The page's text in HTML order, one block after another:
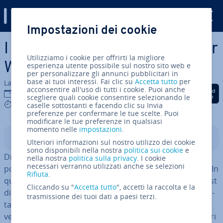
Vai al contenuto prin­ci­pa­le
I migliori plugin Instagram per
WordPress a confronto
La redazione di IONOS
03 dic 2025
9 mins
Condividi via Facebook
Condividi via Twitter
Condividi via
Indice
Diversi plugin Instagram per­met­to­no di integrare con
pochi clic il feed del social network nel proprio sito WP. In
questo modo è possibile va­lo­riz­za­re il sito web con i post
di Instagram senza creare doppi contenuti; inoltre, i vi­si­
ta­to­ri e le vi­si­ta­tri­ci del sito po­treb­be­ro fa­cil­men­te con­
ver­tir­si in follower di Instagram. Ti pre­sen­tia­mo i migliori
Impostazioni dei cookie
Utilizziamo i cookie per offrirti la migliore
esperienza utente possibile sul nostro sito web e
per personalizzare gli annunci pubblicitari in
base ai tuoi interessi. Fai clic suAccetta tutto per
acconsentire all'uso di tutti i cookie. Puoi anche
scegliere quali cookie consentire selezionando le
caselle sottostanti e facendo clic su Invia
preferenze per confermare le tue scelte. Puoi
modificare le tue preferenze in qualsiasi
momento nelle impostazioni.
Ulteriori informazioni sul nostro utilizzo dei cookie
sono disponibili nella nostra politica sui cookie e
nella nostra politica sulla privacy. I cookie
necessari verranno utilizzati anche se selezioni
Rifiuta.
Cliccando su "Accetta tutto", accetti la raccolta e la
trasmissione dei tuoi dati a paesi terzi.